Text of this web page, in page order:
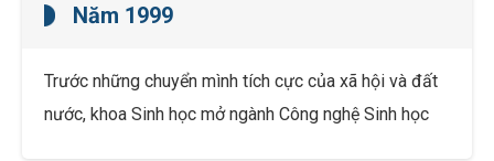
Năm 1999
Trước những chuyển mình tích cực của xã hội và đất
nước, khoa Sinh học mở ngành Công nghệ Sinh học